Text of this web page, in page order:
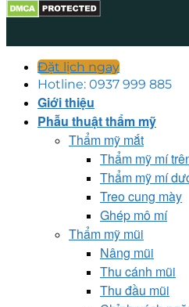
Đặt lịch ngay
Hotline: 0937 999 885
Giới thiệu
Phẫu thuật thẩm mỹ
Thẩm mỹ mắt
Thẩm mỹ mí
Thẩm mỹ mí
Treo cung mày
Ghép mô mí
Thẩm mỹ mũi
Nâng mũi
Thu cánh mũi
Thu đầu mũi